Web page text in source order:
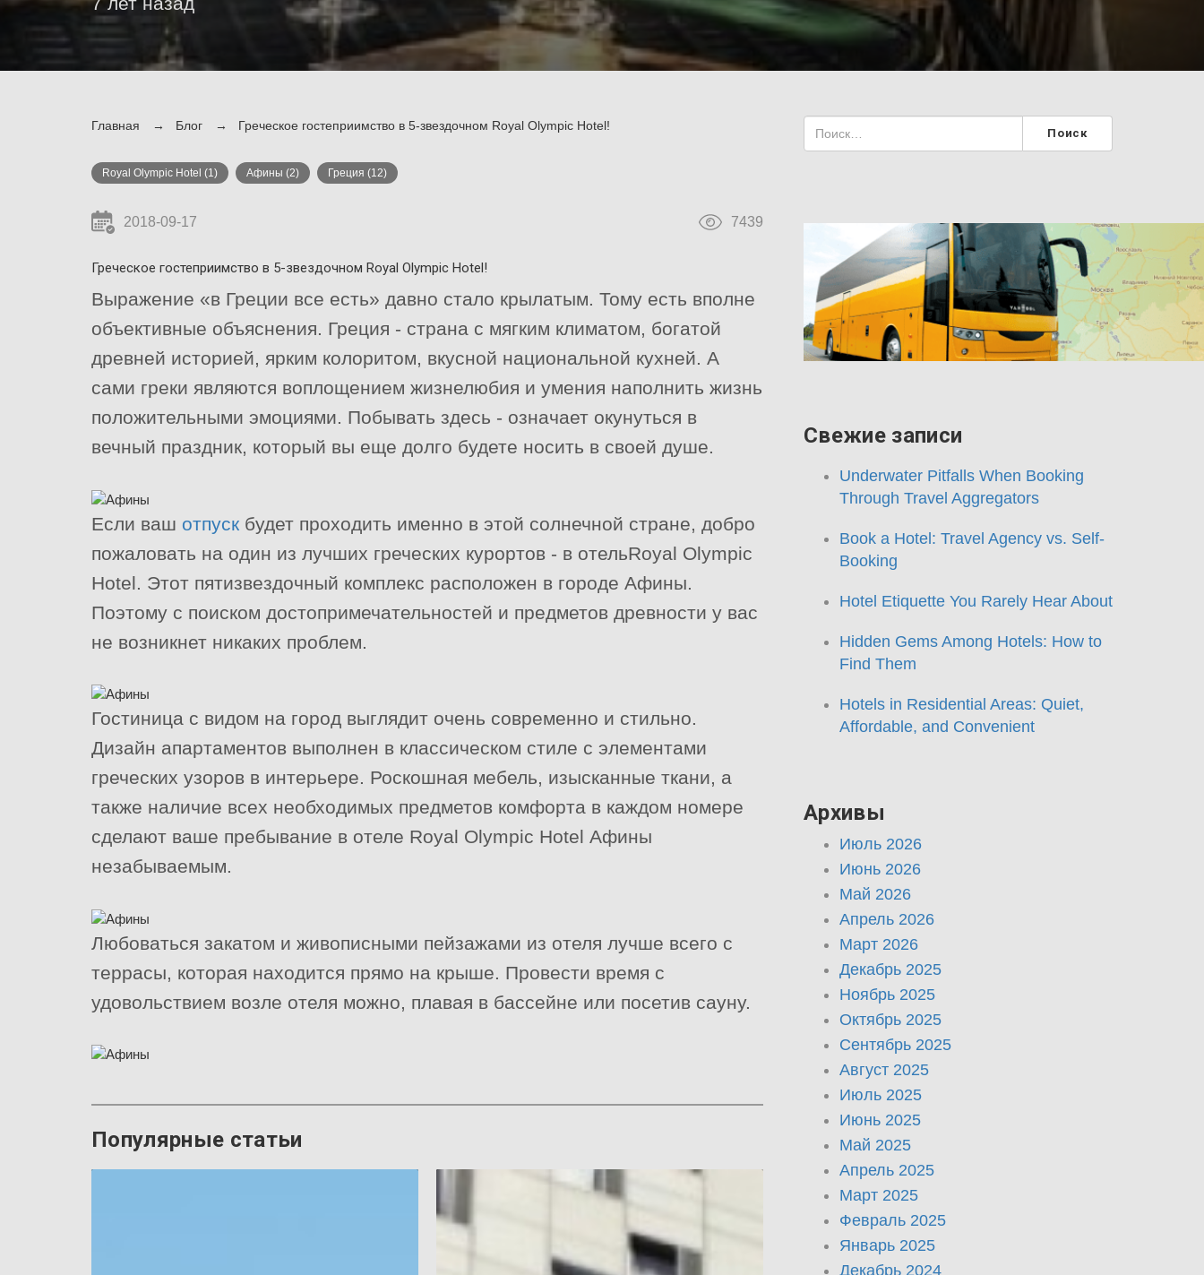
Главная Блог Греческое гостеприимство в 5-звездочном Royal Olympic Hotel!
Royal Olympic Hotel (1) Афины (2) Греция (12)
2018-09-17 7439
Греческое гостеприимство в 5-звездочном Royal Olympic Hotel!
Выражение «в Греции все есть» давно стало крылатым. Тому есть вполне
объективные объяснения. Греция - страна с мягким климатом, богатой
древней историей, ярким колоритом, вкусной национальной кухней. А
сами греки являются воплощением жизнелюбия и умения наполнить жизнь
положительными эмоциями. Побывать здесь - означает окунуться в
вечный праздник, который вы еще долго будете носить в своей душе.
Если ваш отпуск будет проходить именно в этой солнечной стране, добро
пожаловать на один из лучших греческих курортов - в отельRoyal Olympic
Hotel. Этот пятизвездочный комплекс расположен в городе Афины.
Поэтому с поиском достопримечательностей и предметов древности у вас
не возникнет никаких проблем.
Гостиница с видом на город выглядит очень современно и стильно.
Дизайн апартаментов выполнен в классическом стиле с элементами
греческих узоров в интерьере. Роскошная мебель, изысканные ткани, а
также наличие всех необходимых предметов комфорта в каждом номере
сделают ваше пребывание в отеле Royal Olympic Hotel Афины
незабываемым.
Любоваться закатом и живописными пейзажами из отеля лучше всего с
террасы, которая находится прямо на крыше. Провести время с
удовольствием возле отеля можно, плавая в бассейне или посетив сауну.
Популярные статьи
Свежие записи
Underwater Pitfalls When Booking
Through Travel Aggregators
Book a Hotel: Travel Agency vs. Self-
Booking
Hotel Etiquette You Rarely Hear About
Hidden Gems Among Hotels: How to
Find Them
Hotels in Residential Areas: Quiet,
Affordable, and Convenient
Архивы
Июль 2026
Июнь 2026
Май 2026
Апрель 2026
Март 2026
Декабрь 2025
Ноябрь 2025
Октябрь 2025
Сентябрь 2025
Август 2025
Июль 2025
Июнь 2025
Май 2025
Апрель 2025
Март 2025
Февраль 2025
Январь 2025
Декабрь 2024